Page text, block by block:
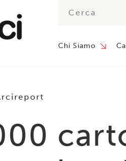
Chi Siamo